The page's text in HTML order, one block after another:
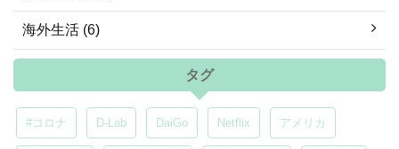
海外生活 (6)
タグ
#コロナ D-Lab DaiGo Netflix アメリカ